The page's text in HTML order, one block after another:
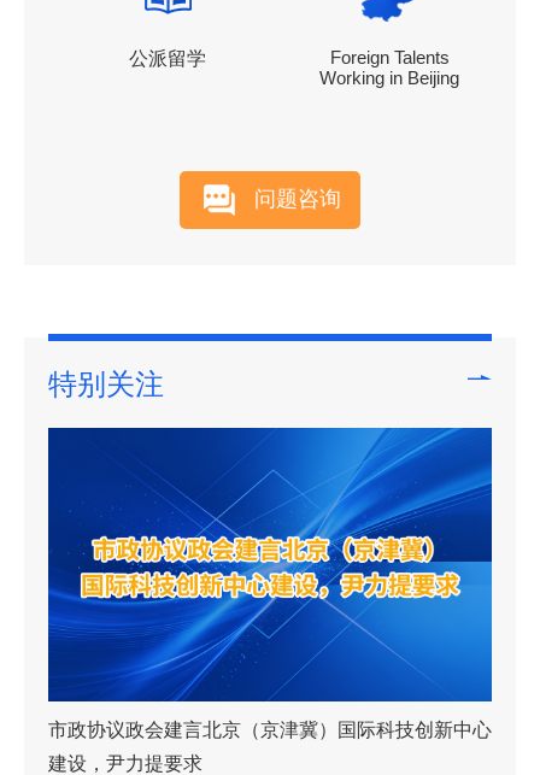
公派留学
Foreign Talents
Working in Beijing
问题咨询
特别关注
市政协议政会建言北京（京津冀）国际科技创新中心
建设，尹力提要求